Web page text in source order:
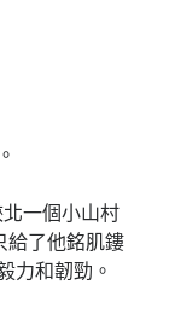
一個小山村
了他銘肌鏤
力和韌勁。